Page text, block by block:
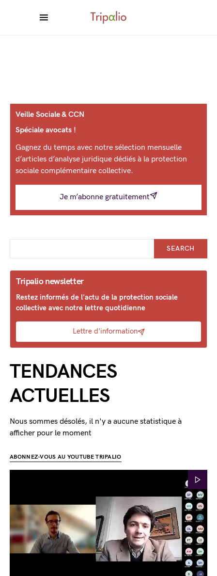
Veille Sociale & CCN
Spéciale avocats !
Gagnez du temps avec notre sélection mensuelle
d’articles d’analyse juridique dédiés à la protection
sociale complémentaire collective.
Je m’abonne gratuitement
SEARCH
Tripalio newsletter
Restez informés de l'actu de la protection sociale
collective avec notre lettre quotidienne
Lettre d'information
TENDANCES
ACTUELLES
Nous sommes désolés, il n'y a aucune statistique à
afficher pour le moment
ABONNEZ-VOUS AU YOUTUBE TRIPALIO